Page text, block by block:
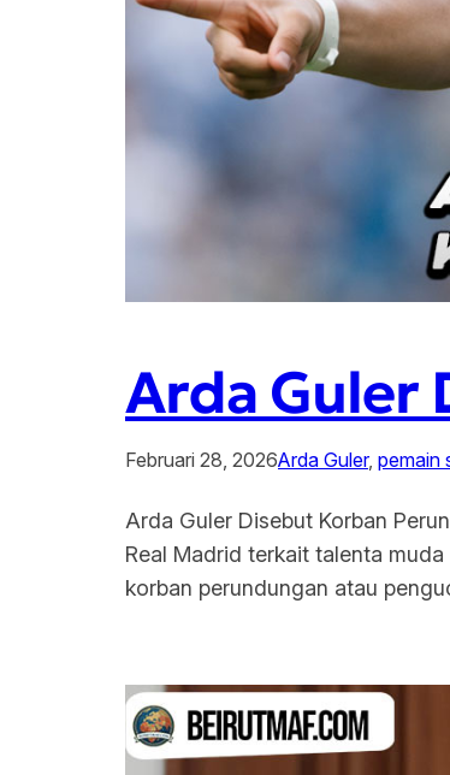
Arda Guler
Februari 28, 2026Arda Guler, pemain
Arda Guler Disebut Korban
Real Madrid terkait talenta
korban perundungan atau